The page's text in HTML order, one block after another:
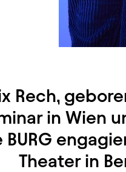
Rech,
in Wien
BURG
Theater in